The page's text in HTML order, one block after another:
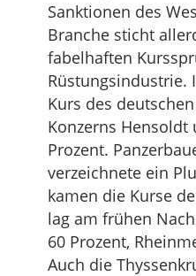
Sanktionen des
Branche sticht
fabelhaften
Rüstungsindustrie.
Kurs des
Konzerns Hensoldt
Prozent.
verzeichnete ein
kamen die Kurse
lag am frühen
60 Prozent,
Auch die